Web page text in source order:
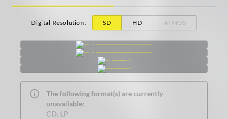
Digital Resolution: SD HD ATMOS
The following format(s) are currently
unavailable:
CD, LP